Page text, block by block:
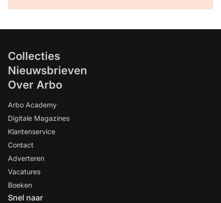
Collecties
Nieuwsbrieven
Over Arbo
Arbo Academy
Digitale Magazines
Klantenservice
Contact
Adverteren
Vacatures
Boeken
Snel naar